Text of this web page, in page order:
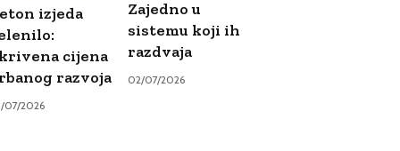
izjeda
cijena
razvoja
07/2026
Zajedno u
sistemu koji ih
razdvaja
02/07/2026